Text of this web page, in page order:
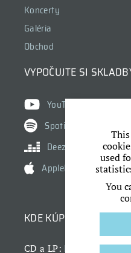
used
You
Koncerty
Galéria
Obchod
VYPOČUJTE SI
YouTube
Spotify
Deezer
AppleMusic
KDE KÚPIŤ
CD a LP: Dr. Horák